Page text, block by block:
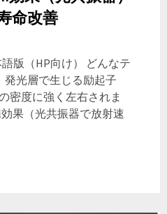
命改善
版（HP向け） どんなテ
発光層で生じる励起子
密度に強く左右されま
果（光共振器で放射速